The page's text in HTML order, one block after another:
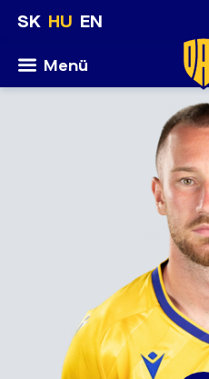
SK HU EN
Menü